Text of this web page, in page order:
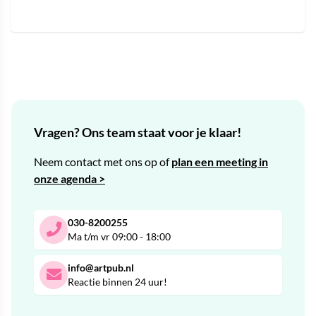
Vragen? Ons team staat voor je klaar!
Neem contact met ons op ofplan een meeting in
onze agenda >
030-8200255
Ma t/m vr 09:00 - 18:00
info@artpub.nl
Reactie binnen 24 uur!